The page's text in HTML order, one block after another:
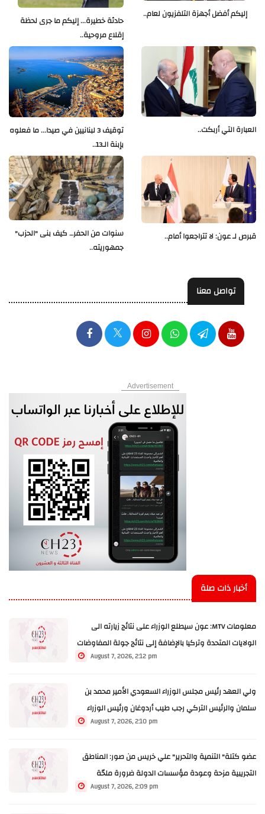
حادثة خطيرة... إليكم ما جرى لحظة
إقلاع مروحية..
إليكم أفضل أجهزة التلفزيون لعام..
توقيف 3 لبنانيين في صيدا... ما فعلوه
بإبنة الـ13..
العبارة التي أربكت..
سنوات من الحفر… كيف بنى "الحزب"
جمهوريته..
قبرص لـ عون: لا تتراجعوا أمام..
تواصل معنا
Advertisement
أخبار ذات صلة
معلومات MTV: عون سيطلع الوزراء على نتائج زيارته الى
الولايات المتحدة وتركيا بالإضافة إلى نتائج جولة المفاوضات
August 7, 2026, 2:12 pm
ولي العهد رئيس مجلس الوزراء السعودي الأمير محمد بن
سلمان والرئيس التركي رجب طيب أردوغان ورئيس الوزراء
الباكستاني شهباز شريف يوقعون "اتفاقية دفاعية"
August 7, 2026, 2:10 pm
عضو كتلة" التنمية والتحرير" علي خريس من صور: المناطق
التجريبية مزحة وعودة مؤسسات الدولة ضرورة ملحّة
August 7, 2026, 2:09 pm